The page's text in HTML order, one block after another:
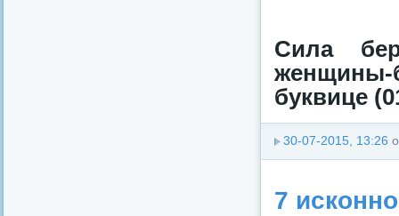
Сила
женщины-
буквице
30-07-2015, 13:26
7